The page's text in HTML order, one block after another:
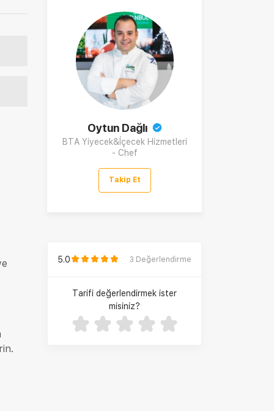
Oytun Dağlı
BTA Yiyecek&İçecek Hizmetleri
- Chef
Takip Et
5.0 3 Değerlendirme
Tarifi değerlendirmek ister
misiniz?